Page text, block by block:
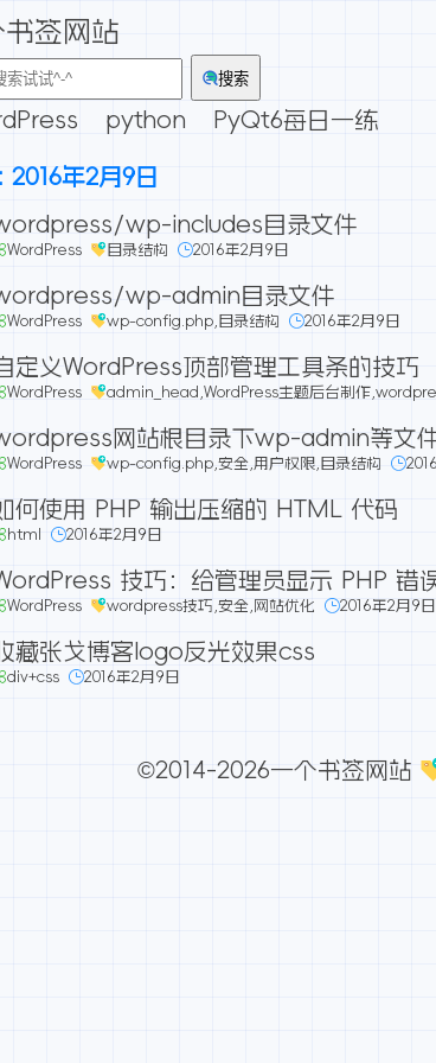
书签网站
搜索
python PyQt6每日一练
:2016年2月9日
wp-includes目录文件
WordPress 目录结构 2016年2月9日
wp-admin目录文件
WordPress wp-config.php 目录结构 2016年2月9日
定义WordPress顶部管理工具条的技巧
WordPress admin_head ,WordPress主题后台制作 ,
网站根目录下wp-admin等文
WordPress wp-config.php ,安全 用户权限 目录结构
何使用 PHP 输出压缩的 HTML 代码
html 2016年2月9日
技巧：给管理员显示 PHP 错
WordPress wordpress技巧 ,安全 网站优化 2016年2月9日
藏张戈博客logo反光效果css
div+css 2016年2月9日
©2014-2026一个书签网站